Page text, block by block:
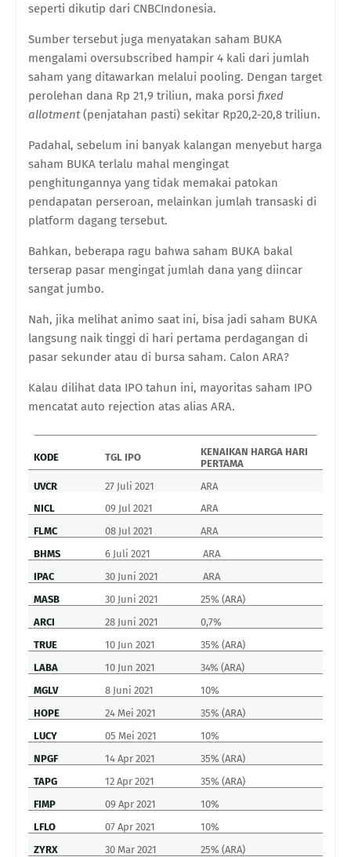
seperti dikutip dari CNBCIndonesia.
Sumber tersebut juga menyatakan saham BUKA
mengalami oversubscribed hampir 4 kali dari jumlah
saham yang ditawarkan melalui pooling. Dengan target
perolehan dana Rp 21,9 triliun, maka porsi fixed
allotment (penjatahan pasti) sekitar Rp20,2-20,8 triliun.
Padahal, sebelum ini banyak kalangan menyebut harga
saham BUKA terlalu mahal mengingat
penghitungannya yang tidak memakai patokan
pendapatan perseroan, melainkan jumlah transaski di
platform dagang tersebut.
Bahkan, beberapa ragu bahwa saham BUKA bakal
terserap pasar mengingat jumlah dana yang diincar
sangat jumbo.
Nah, jika melihat animo saat ini, bisa jadi saham BUKA
langsung naik tinggi di hari pertama perdagangan di
pasar sekunder atau di bursa saham. Calon ARA?
Kalau dilihat data IPO tahun ini, mayoritas saham IPO
mencatat auto rejection atas alias ARA.
KODE TGL IPO
KENAIKAN HARGA HARI
PERTAMA
UVCR
27 Juli 2021
ARA
NICL
09 Jul 2021
ARA
FLMC
08 Jul 2021
ARA
BHMS
6 Juli 2021
ARA
IPAC
30 Juni 2021
ARA
MASB
30 Juni 2021
25% (ARA)
ARCI
28 Juni 2021
0,7%
TRUE
10 Jun 2021
35% (ARA)
LABA
10 Jun 2021
34% (ARA)
MGLV
8 Juni 2021
10%
HOPE
24 Mei 2021
35% (ARA)
LUCY
05 Mei 2021
10%
NPGF
14 Apr 2021
35% (ARA)
TAPG
12 Apr 2021
35% (ARA)
FIMP
09 Apr 2021
10%
LFLO
07 Apr 2021
10%
ZYRX
30 Mar 2021 25% (ARA)